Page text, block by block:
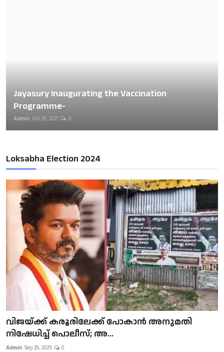
Jayasury Inaugurating the Vaccination
Programme-
Admin Oct 29, 2021 0
Loksabha Election 2024
വിജയ്ക്ക് കരൂരിലേക്ക് പോകാൻ അനുമതി
നിഷേധിച്ച് പൊലീസ്; അ...
Admin Sep 29, 2025 0